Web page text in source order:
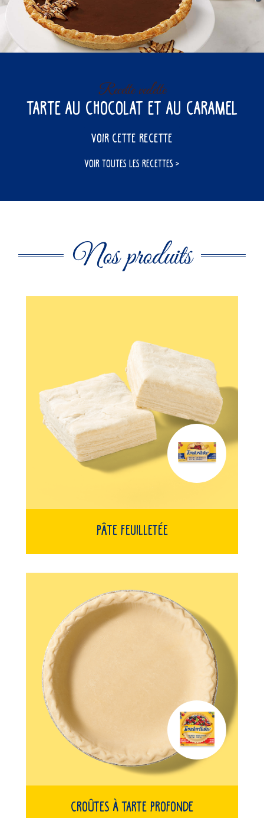
Recette vedette
Tarte au chocolat et au caramel
VOIR CETTE RECETTE
VOIR TOUTES LES RECETTES
Nos produits
Pâte Feuilletée
Croûtes À Tarte Profonde